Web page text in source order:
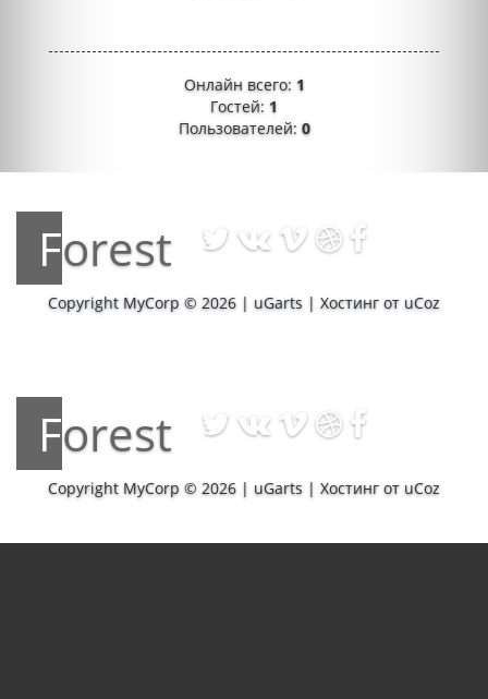
Онлайн всего: 1
Гостей: 1
Пользователей:0
Forest
Copyright MyCorp © 2026 | uGarts | Хостинг от uCoz
Forest
Copyright MyCorp © 2026 | uGarts | Хостинг от uCoz